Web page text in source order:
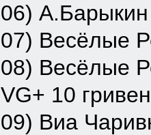
06) А.Барыкин
07) Весёлые
08) Весёлые
VG+ 10 гривен
09) Виа